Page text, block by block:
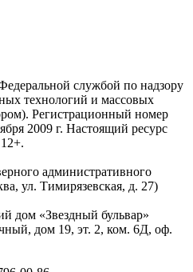
службой по надзору
технологий и массовых
Регистрационный номер
2009 г. Настоящий ресурс
административного
ул. Тимирязевская, д. 27)
дом «Звездный бульвар»
дом 19, эт. 2, ком. 6Д, оф.